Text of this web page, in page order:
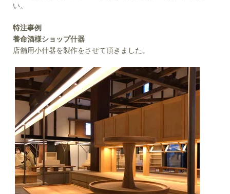
い。
特注事例
養命酒様ショップ什器
店舗用小什器を製作をさせて頂きました。